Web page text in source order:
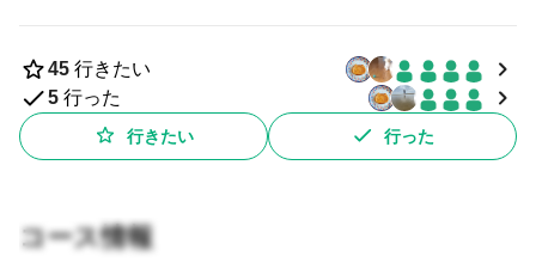
45 行きたい
5 行った
行きたい 行った
コース情報